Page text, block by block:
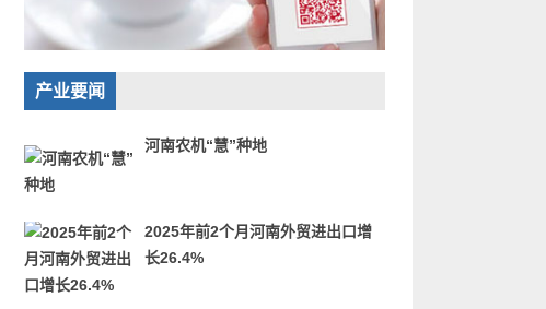
产业要闻
河南农机“慧”种地
2025年前2个月河南外贸进出口增
长26.4%